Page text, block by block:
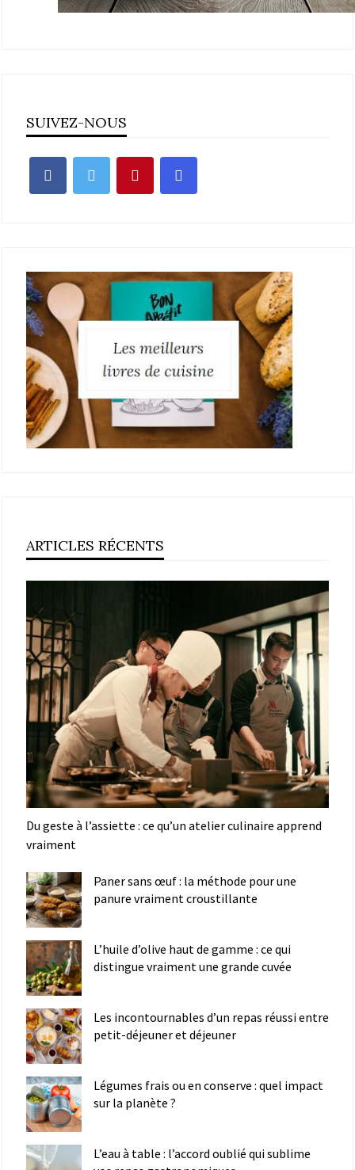
SUIVEZ-NOUS
ARTICLES RÉCENTS
Du geste à l’assiette : ce qu’un atelier culinaire apprend
vraiment
Paner sans œuf : la méthode pour une
panure vraiment croustillante
L’huile d’olive haut de gamme : ce qui
distingue vraiment une grande cuvée
Les incontournables d’un repas réussi entre
petit-déjeuner et déjeuner
Légumes frais ou en conserve : quel impact
sur la planète ?
L’eau à table : l’accord oublié qui sublime